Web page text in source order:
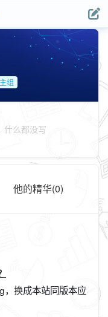
组
什么都没写
他的精华(0)
，换成本站同版本应